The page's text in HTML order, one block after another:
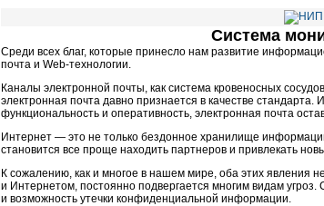
Система
Среди всех благ, которые принесло нам развитие
почта и Web-технологии.
Каналы электронной почты, как система кровеносных
электронная почта давно признается в качестве стандарта.
функциональность и оперативность, электронная почта
Интернет — это не только бездонное хранилище
становится все проще находить партнеров и привлекать
К сожалению, как и многое в нашем мире, оба этих явления
и Интернетом, постоянно подвергается многим видам
и возможность утечки конфиденциальной информации.